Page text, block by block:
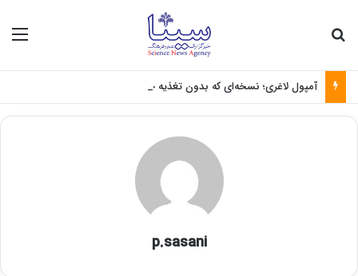
آمپول لاغری؛ نسخه‌ای که بدون تغذیه خطرناک می‌شود
p.sasani